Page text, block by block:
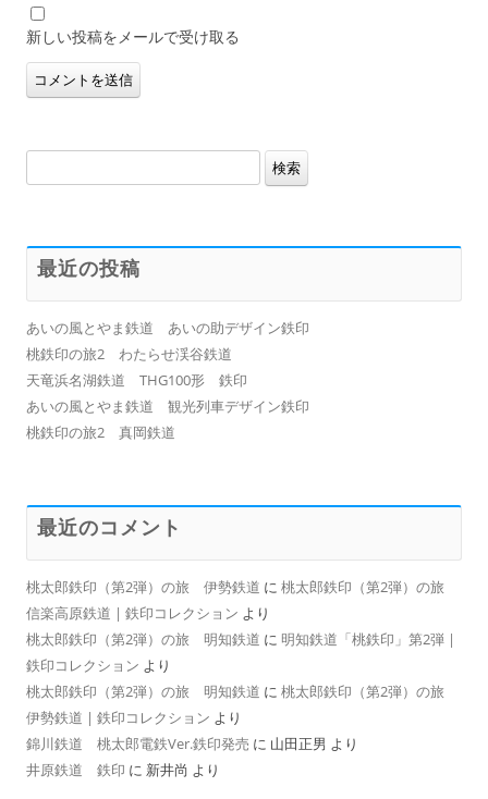
新しい投稿をメールで受け取る
索:
最近の投稿
あいの風とやま鉄道 あいの助デザイン鉄印
桃鉄印の旅2 わたらせ渓谷鉄道
天竜浜名湖鉄道 THG100形 鉄印
あいの風とやま鉄道 観光列車デザイン鉄印
桃鉄印の旅2 真岡鉄道
最近のコメント
桃太郎鉄印（第2弾）の旅 伊勢鉄道 に 桃太郎鉄印（第2弾）の旅
信楽高原鉄道 | 鉄印コレクション より
桃太郎鉄印（第2弾）の旅 明知鉄道 に 明知鉄道「桃鉄印」第2弾 |
鉄印コレクション より
桃太郎鉄印（第2弾）の旅 明知鉄道 に 桃太郎鉄印（第2弾）の旅
伊勢鉄道 | 鉄印コレクション より
錦川鉄道 桃太郎電鉄Ver.鉄印発売 に 山田正男 より
井原鉄道 鉄印 に 新井尚 より